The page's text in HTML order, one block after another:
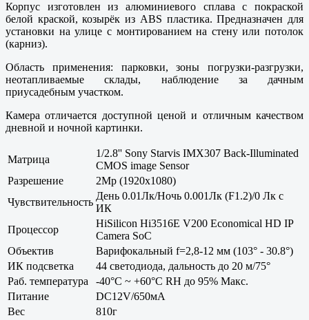
Корпус изготовлен из алюминиевого сплава с покраской
белой краской, козырёк из ABS пластика. Предназначен для
установки на улице с монтированием на стену или потолок
(карниз).
Область применения: парковки, зоны погрузки-разгрузки,
неотапливаемые склады, наблюдение за дачным
приусадебным участком.
Камера отличается доступной ценой и отличным качеством
дневной и ночной картинки.
Матрица
1/2.8'' Sony Starvis IMX307 Back-Illuminated
CMOS image Sensor
Разрешение
2Mp (1920x1080)
Чувствительность
День 0.01Лк/Ночь 0.001Лк (F1.2)/0 Лк с
ИК
Процессор
HiSilicon Hi3516E V200 Economical HD IP
Camera SoC
Объектив
Варифокальный f=2,8-12 мм (103° - 30.8°)
ИК подсветка
44 светодиода, дальность до 20 м/75°
Раб. температура
-40°С ~ +60°С RH до 95% Макс.
Питание
DC12V/650мА
Вес
810г